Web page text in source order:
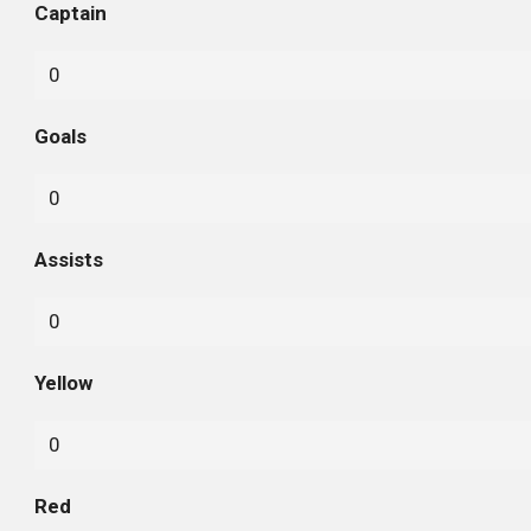
Captain
0
Goals
0
Assists
0
Yellow
0
Red